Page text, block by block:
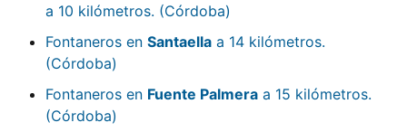
a 10 kilómetros. (Córdoba)
Fontaneros en Santaella a 14 kilómetros.
(Córdoba)
Fontaneros en Fuente Palmera a 15 kilómetros.
(Córdoba)